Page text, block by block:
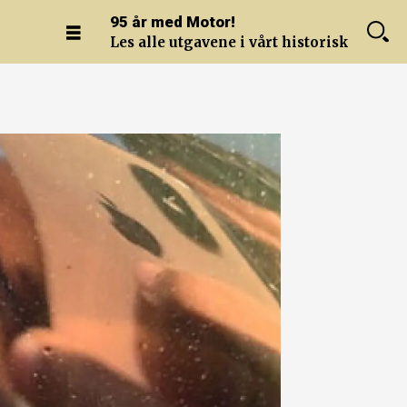
95 år med Motor!
Les alle utgavene i vårt historiske arkiv.